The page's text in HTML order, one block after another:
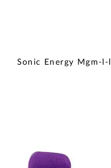
Añadir a wishlist
Sonic Energy Mgm-l-l